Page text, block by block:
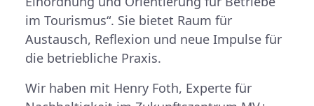
im Tourismus“. Sie bietet Raum für
Austausch, Reflexion und neue Impulse für
die betriebliche Praxis.
Wir haben mit Henry Foth, Experte für